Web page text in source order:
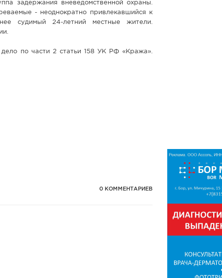
задержания вневедомственной охраны.
- неоднократно привлекавшийся к
судимый 24-летний местные жители.
по части 2 статьи 158 УК РФ «Кража».
0 КОММЕНТАРИЕВ